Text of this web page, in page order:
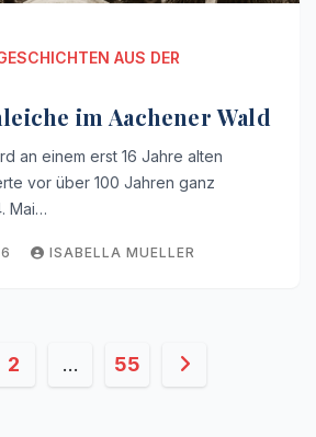
AUS DER
im Aachener Wald
an einem erst 16 Jahre alten
vor über 100 Jahren ganz
Mai…
ISABELLA MUELLER
2 … 55